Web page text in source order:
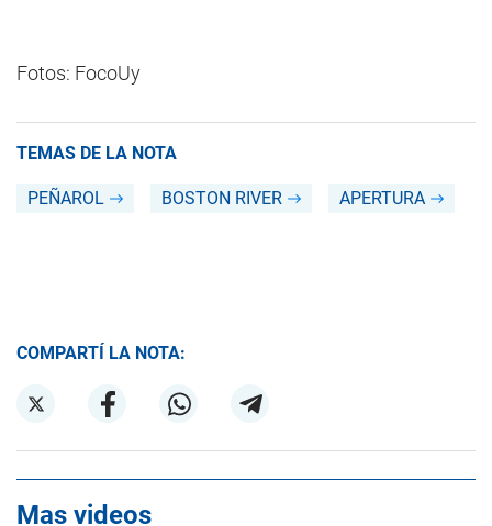
Fotos: FocoUy
TEMAS DE LA NOTA
PEÑAROL BOSTON RIVER APERTURA
COMPARTÍ LA NOTA:
Mas videos